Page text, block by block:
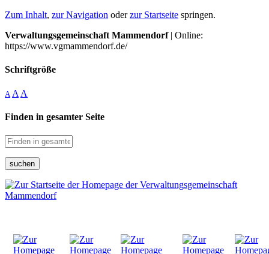
Zum Inhalt, zur Navigation oderzur Startseite springen.
Verwaltungsgemeinschaft Mammendorf| Online:
https://www.vgmammendorf.de/
Schriftgröße
A A A
Finden in gesamter Seite
suchen